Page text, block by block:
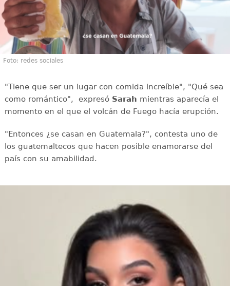
Foto: redes sociales
"Tiene que ser un lugar con comida increíble", "Qué sea
como romántico", expresó Sarah mientras aparecía el
momento en el que el volcán de Fuego hacía erupción.
"Entonces ¿se casan en Guatemala?", contesta uno de
los guatemaltecos que hacen posible enamorarse del
país con su amabilidad.